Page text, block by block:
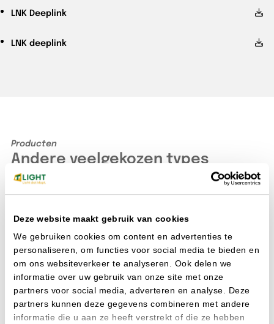
Deze website maakt gebruik van cookies
We gebruiken cookies om content en advertenties te
personaliseren, om functies voor social media te bieden en
om ons websiteverkeer te analyseren. Ook delen we
informatie over uw gebruik van onze site met onze
partners voor social media, adverteren en analyse. Deze
partners kunnen deze gegevens combineren met andere
informatie die u aan ze heeft verstrekt of die ze hebben
LNK Deeplink
LNK deeplink
Producten
Andere veelgekozen types
1 2 3 4 5
EAN: 8721021109870 Art. nr. 3240155